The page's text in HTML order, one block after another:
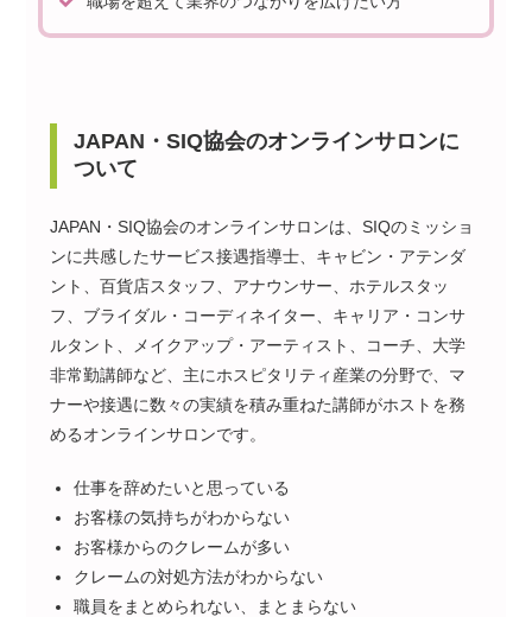
JAPAN・SIQ協会のオンラインサロンに
ついて
JAPAN・SIQ協会のオンラインサロンは、SIQのミッショ
ンに共感したサービス接遇指導士、キャビン・アテンダ
ント、百貨店スタッフ、アナウンサー、ホテルスタッ
フ、ブライダル・コーディネイター、キャリア・コンサ
ルタント、メイクアップ・アーティスト、コーチ、大学
非常勤講師など、主にホスピタリティ産業の分野で、マ
ナーや接遇に数々の実績を積み重ねた講師がホストを務
めるオンラインサロンです。
仕事を辞めたいと思っている
お客様の気持ちがわからない
お客様からのクレームが多い
クレームの対処方法がわからない
職員をまとめられない、まとまらない